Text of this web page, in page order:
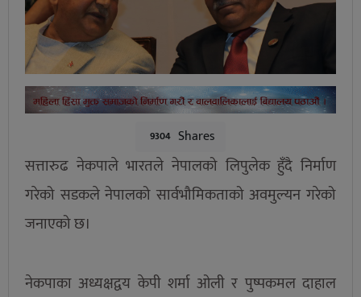
9304 Shares
सत्तारुढ नेकपाले भारतले नेपालको लिपुलेक हुँदै निर्माण
गरेको सडकले नेपालको सार्वभौमिकताको अवमुल्यन गरेको
जनाएको छ।
नेकपाका अध्यक्षद्वय केपी शर्मा ओली र पुष्पकमल दाहाल